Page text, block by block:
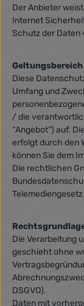
Der Anbieter
Internet
Schutz der Daten
Geltungsbereich
Diese
Umfang und
/ die
“Angebot”) auf.
erfolgt durch den
können Sie dem
Die rechtlichen
Telemediengesetz
Die Verarbeitung
geschieht ohne
DSGVO).
Daten mit